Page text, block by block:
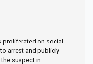
proliferated on social
arrest and publicly
suspect in